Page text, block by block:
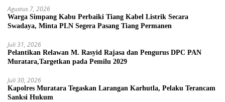
Agustus 7, 2026
Warga Simpang Kabu Perbaiki Tiang Kabel Listrik Secara
Swadaya, Minta PLN Segera Pasang Tiang Permanen
Juli 31, 2026
Pelantikan Relawan M. Rasyid Rajasa dan Pengurus DPC PAN
Muratara,Targetkan pada Pemilu 2029
Juli 30, 2026
Kapolres Muratara Tegaskan Larangan Karhutla, Pelaku Terancam
Sanksi Hukum